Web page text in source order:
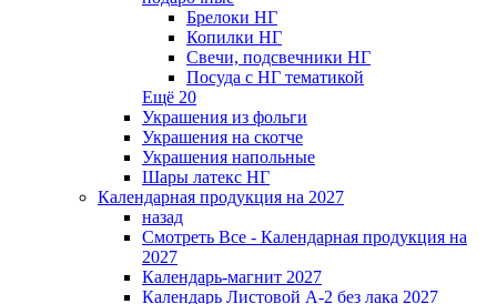
Брелоки НГ
Копилки НГ
Свечи, подсвечники НГ
Посуда с НГ тематикой
Ещё 20
Украшения из фольги
Украшения на скотче
Украшения напольные
Шары латекс НГ
Календарная продукция на 2027
назад
Смотреть Все - Календарная продукция на
2027
Календарь-магнит 2027
Календарь Листовой А-2 без лака 2027